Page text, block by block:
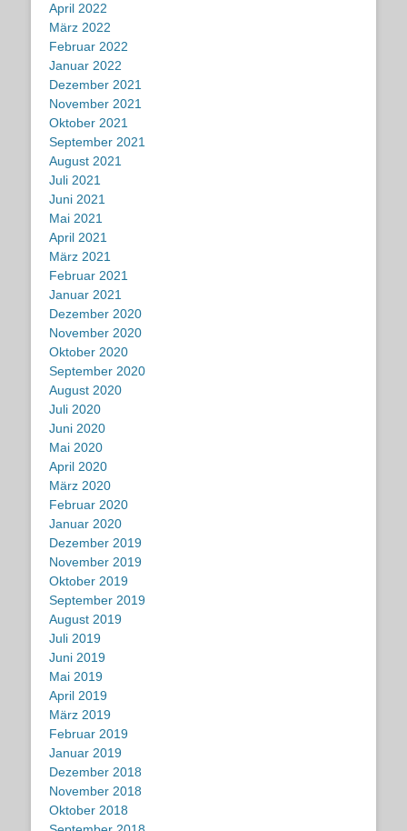
April 2022
März 2022
Februar 2022
Januar 2022
Dezember 2021
November 2021
Oktober 2021
September 2021
August 2021
Juli 2021
Juni 2021
Mai 2021
April 2021
März 2021
Februar 2021
Januar 2021
Dezember 2020
November 2020
Oktober 2020
September 2020
August 2020
Juli 2020
Juni 2020
Mai 2020
April 2020
März 2020
Februar 2020
Januar 2020
Dezember 2019
November 2019
Oktober 2019
September 2019
August 2019
Juli 2019
Juni 2019
Mai 2019
April 2019
März 2019
Februar 2019
Januar 2019
Dezember 2018
November 2018
Oktober 2018